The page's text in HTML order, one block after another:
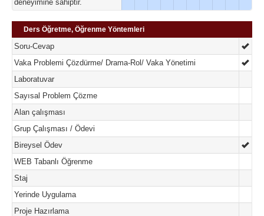
deneyimine sahiptir.
Ders Öğretme, Öğrenme Yöntemleri
Soru-Cevap
Vaka Problemi Çözdürme/ Drama-Rol/ Vaka Yönetimi
Laboratuvar
Sayısal Problem Çözme
Alan çalışması
Grup Çalışması / Ödevi
Bireysel Ödev
WEB Tabanlı Öğrenme
Staj
Yerinde Uygulama
Proje Hazırlama